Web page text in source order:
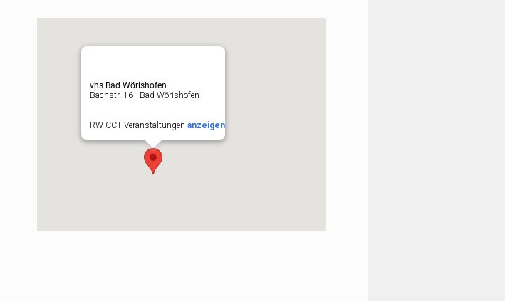
vhs Bad Wörishofen
Bachstr. 16 - Bad Wörishofen
RW-CCT Veranstaltungenanzeigen